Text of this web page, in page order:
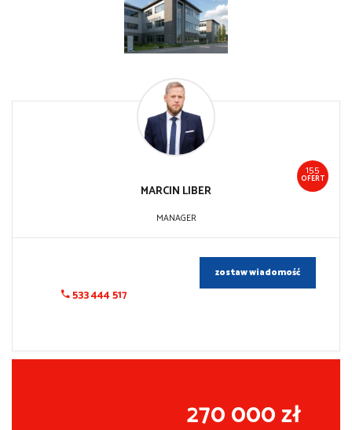
155
OFERT
MARCIN LIBER
MANAGER
533 444 517
zostaw wiadomość
270 000 zł